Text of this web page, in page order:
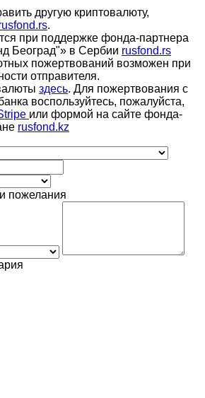
другую криптовалюту,
.
при поддержке фонда-партнера
Београд"» в Сербии rusfond.rs
пожертвований возможен при
отправителя.
здесь. Для пожертвования с
воспользуйтесь, пожалуйста,
или формой на сайте фонда-
rusfond.kz
пожелания